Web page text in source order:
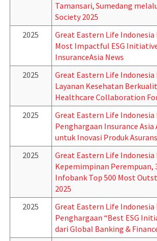
Tamansari, Sumedang
Society 2025
2025
Great Eastern Life Indonesia
Most Impactful ESG
InsuranceAsia News
2025
Great Eastern Life Indonesia
Layanan Kesehatan
Healthcare Collaboration
2025
Great Eastern Life Indonesia
Penghargaan Insurance Asia
untuk Inovasi Produk
2025
Great Eastern Life Indonesia
Kepemimpinan Perempuan,
Infobank Top 500 Most
2025
2025
Great Eastern Life Indonesia
Penghargaan “Best ESG
dari Global Banking &